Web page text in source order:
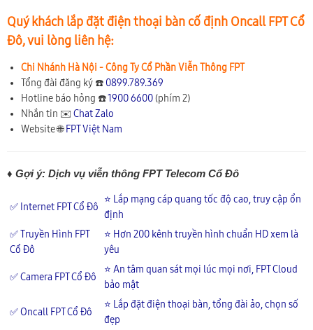
Quý khách lắp đặt điện thoại bàn cố định Oncall FPT Cổ
Đô, vui lòng liên hệ:
Chi Nhánh Hà Nội - Công Ty Cổ Phần Viễn Thông FPT
Tổng đài đăng ký ☎️ 0899.789.369
Hotline báo hỏng ☎️1900 6600 (phím 2)
Nhắn tin ✉️ Chat Zalo
Website 🌐 FPT Việt Nam
♦ Gợi ý: Dịch vụ viễn thông FPT Telecom Cổ Đô
✅ Internet FPT Cổ Đô
⭐ Lắp mạng cáp quang tốc độ cao, truy cập ổn
định
✅ Truyền Hình FPT
Cổ Đô
⭐ Hơn 200 kênh truyền hình chuẩn HD xem là
yêu
✅ Camera FPT Cổ Đô
⭐ An tâm quan sát mọi lúc mọi nơi, FPT Cloud
bảo mật
✅ Oncall FPT Cổ Đô
⭐ Lắp đặt điện thoại bàn, tổng đài ảo, chọn số
đẹp